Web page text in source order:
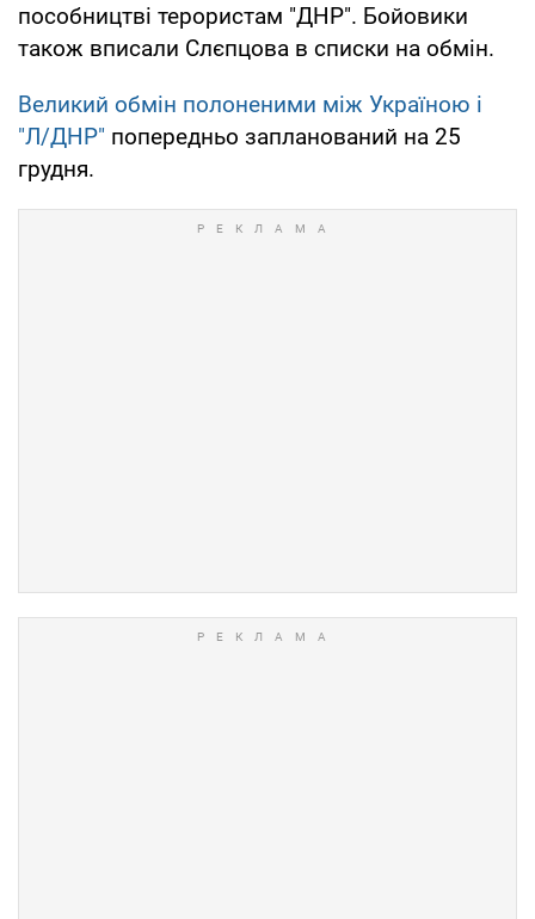
пособництві терористам "ДНР". Бойовики
також вписали Слєпцова в списки на обмін.
Великий обмін полоненими між Україною і
"Л/ДНР" попередньо запланований на 25
грудня.